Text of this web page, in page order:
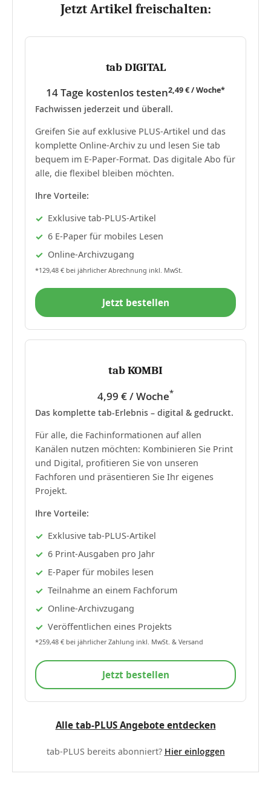
Jetzt Artikel freischalten:
tab DIGITAL
14 Tage kostenlos testen2,49 € / Woche*
Fachwissen jederzeit und überall.
Greifen Sie auf exklusive PLUS-Artikel und das
komplette Online-Archiv zu und lesen Sie tab
bequem im E-Paper-Format. Das digitale Abo für
alle, die flexibel bleiben möchten.
Ihre Vorteile:
Exklusive tab-PLUS-Artikel
6 E-Paper für mobiles Lesen
Online-Archivzugang
*129,48 € bei jährlicher Abrechnung inkl. MwSt.
Jetzt bestellen
tab KOMBI
4,99 € / Woche*
Das komplette tab-Erlebnis – digital & gedruckt.
Für alle, die Fachinformationen auf allen
Kanälen nutzen möchten: Kombinieren Sie Print
und Digital, profitieren Sie von unseren
Fachforen und präsentieren Sie Ihr eigenes
Projekt.
Ihre Vorteile:
Exklusive tab-PLUS-Artikel
6 Print-Ausgaben pro Jahr
E-Paper für mobiles lesen
Teilnahme an einem Fachforum
Online-Archivzugang
Veröffentlichen eines Projekts
*259,48 € bei jährlicher Zahlung inkl. MwSt. & Versand
Jetzt bestellen
Alle tab-PLUS Angebote entdecken
tab-PLUS bereits abonniert? Hier einloggen